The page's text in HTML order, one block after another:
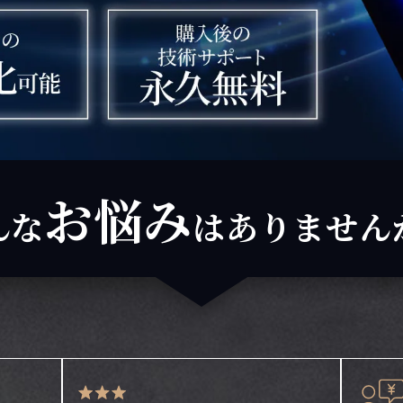
お悩みはありません